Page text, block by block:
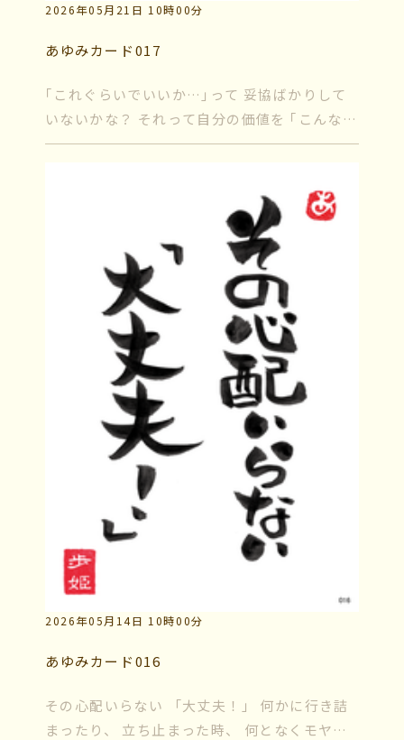
あゆみカード017
2026年05月21日 10時00分
｢これぐらいでいいか…｣って 妥協ばかりして
いないかな？ それって自分の価値を ｢こんなも
んだ｣って落としていくこと だから。「分不相
あゆみカード016
2026年05月14日 10時00分
その心配いらない 「大丈夫！」 何かに行き詰
まったり、 立ち止まった時、 何となくモヤモ